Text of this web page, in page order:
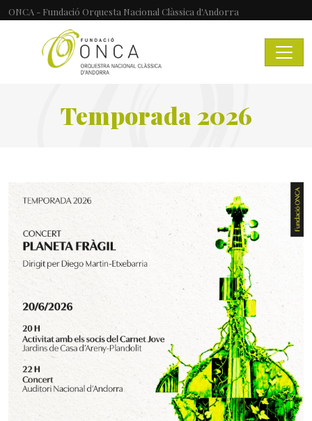
ONCA - Fundació Orquesta Nacional Clàssica d'Andorra
Temporada 2026